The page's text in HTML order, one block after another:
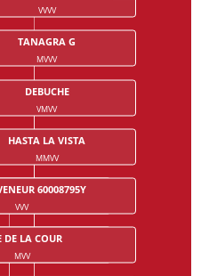
points.
60008795Y
VVV
DE LA COUR
MVV
VVVV
TANAGRA G
MVVV
DEBUCHE
VMVV
HASTA LA VISTA
MMVV
NIKOU X (50,95%)
X (48,76%)